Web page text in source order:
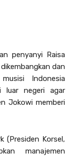
penyanyi Raisa
dan
Indonesia
luar negeri agar
Jokowi memberi
(Presiden Korsel,
manajemen